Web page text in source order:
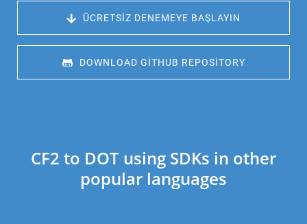
ÜCRETSIZ DENEMEYE BAŞLAYIN
DOWNLOAD GITHUB REPOSITORY
CF2 to DOT using SDKs in other
popular languages